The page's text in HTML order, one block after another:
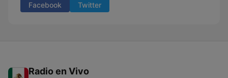
Facebook Twitter
Radio en Vivo